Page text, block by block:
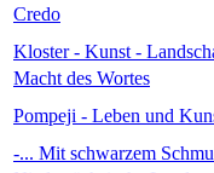
Credo
Kloster - Kunst -
Macht des Wortes
Pompeji - Leben und
-... Mit schwarzem